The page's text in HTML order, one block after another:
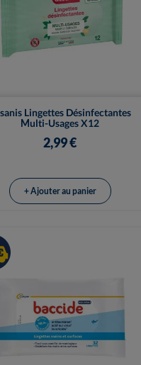
Lingettes Désinfectantes
Multi-Usages X12
2,99 €
Vue rapide
+ Ajouter au panier